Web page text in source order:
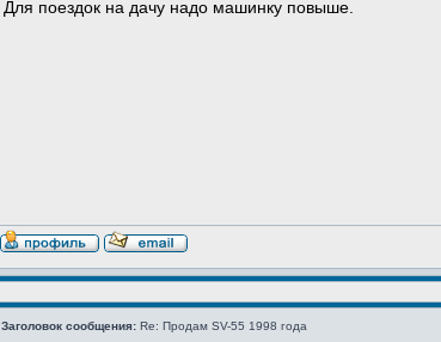
Для поездок на дачу надо машинку повыше.
Заголовок сообщения: Re: Продам SV-55 1998 года